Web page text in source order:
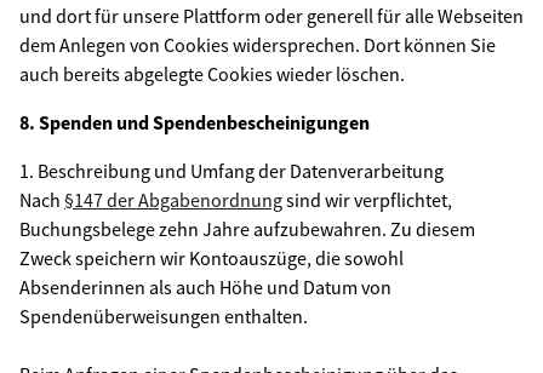
und dort für unsere Plattform oder generell für alle Webseiten
dem Anlegen von Cookies widersprechen. Dort können Sie
auch bereits abgelegte Cookies wieder löschen.
8. Spenden und Spendenbescheinigungen
1. Beschreibung und Umfang der Datenverarbeitung
Nach §147 der Abgabenordnungsind wir verpflichtet,
Buchungsbelege zehn Jahre aufzubewahren. Zu diesem
Zweck speichern wir Kontoauszüge, die sowohl
Absenderinnen als auch Höhe und Datum von
Spendenüberweisungen enthalten.